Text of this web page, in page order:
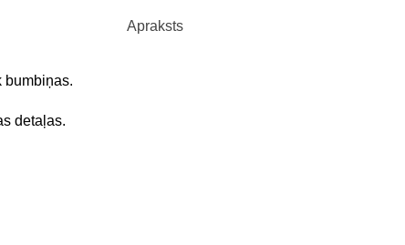
Apraksts
bumbiņas.
detaļas.